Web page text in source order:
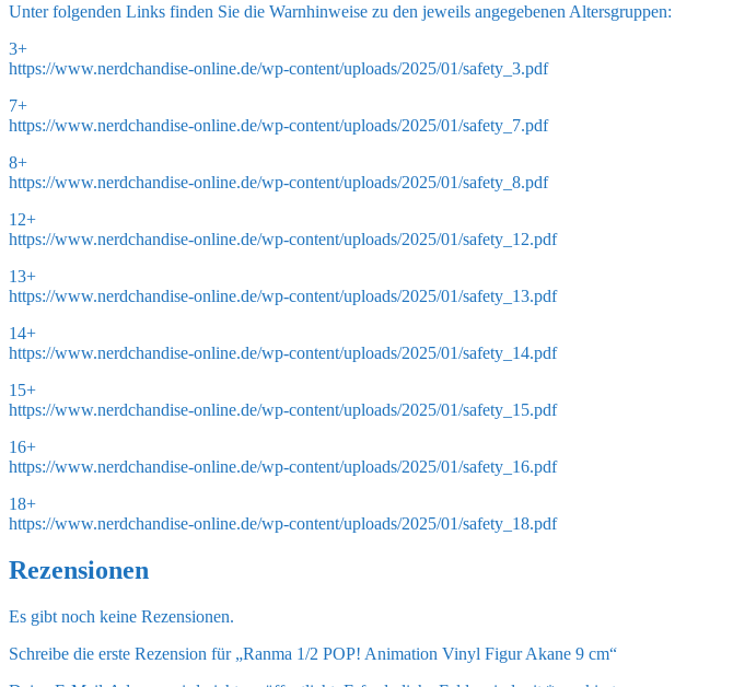
Unter folgenden Links finden Sie die Warnhinweise zu den jeweils angegebenen Altersgruppen:
3+
https://www.nerdchandise-online.de/wp-content/uploads/2025/01/safety_3.pdf
7+
https://www.nerdchandise-online.de/wp-content/uploads/2025/01/safety_7.pdf
8+
https://www.nerdchandise-online.de/wp-content/uploads/2025/01/safety_8.pdf
12+
https://www.nerdchandise-online.de/wp-content/uploads/2025/01/safety_12.pdf
13+
https://www.nerdchandise-online.de/wp-content/uploads/2025/01/safety_13.pdf
14+
https://www.nerdchandise-online.de/wp-content/uploads/2025/01/safety_14.pdf
15+
https://www.nerdchandise-online.de/wp-content/uploads/2025/01/safety_15.pdf
16+
https://www.nerdchandise-online.de/wp-content/uploads/2025/01/safety_16.pdf
18+
https://www.nerdchandise-online.de/wp-content/uploads/2025/01/safety_18.pdf
Rezensionen
Es gibt noch keine Rezensionen.
Schreibe die erste Rezension für „Ranma 1/2 POP! Animation Vinyl Figur Akane 9 cm“